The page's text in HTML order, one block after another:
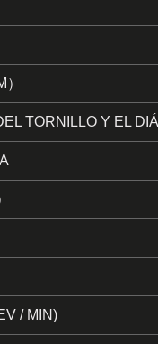
TORNILLO Y EL
/ MIN)